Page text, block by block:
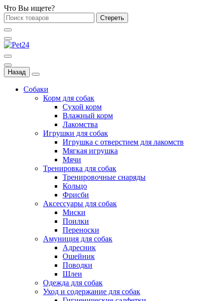
Что Вы ищете?
Стереть
Назад
Собаки
Корм для собак
Сухой корм
Влажный корм
Лакомства
Игрушки для собак
Игрушка с отверстием для лакомств
Мягкая игрушка
Мячи
Тренировка для собак
Тренировочные снаряды
Кольцо
Фрисби
Аксессуары для собак
Миски
Поилки
Переноски
Амуниция для собак
Адресник
Ошейник
Поводки
Шлеи
Одежда для собак
Уход и содержание для собак